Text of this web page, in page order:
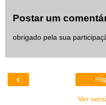
Postar um
obrigado pela sua
‹
Ver